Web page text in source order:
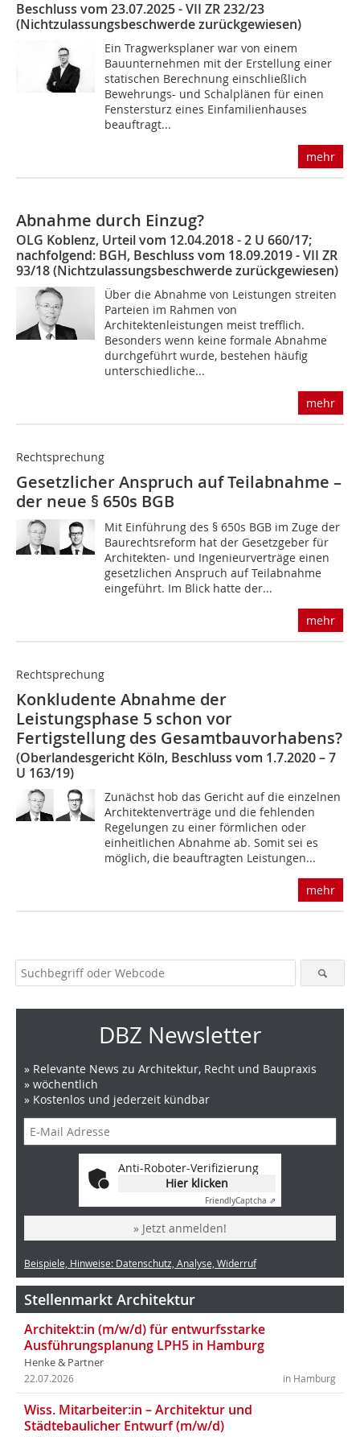
Beschluss vom 23.07.2025 - VII ZR 232/23
(Nichtzulassungsbeschwerde zurückgewiesen)
Ein Tragwerksplaner war von einem
Bauunternehmen mit der Erstellung einer
statischen Berechnung einschließlich
Bewehrungs- und Schalplänen für einen
Fenstersturz eines Einfamilienhauses
beauftragt...
mehr
Abnahme durch Einzug?
OLG Koblenz, Urteil vom 12.04.2018 - 2 U 660/17;
nachfolgend: BGH, Beschluss vom 18.09.2019 - VII ZR
93/18 (Nichtzulassungsbeschwerde zurückgewiesen)
Über die Abnahme von Leistungen streiten
Parteien im Rahmen von
Architektenleistungen meist trefflich.
Besonders wenn keine formale Abnahme
durchgeführt wurde, bestehen häufig
unterschiedliche...
mehr
Rechtsprechung
Gesetzlicher Anspruch auf Teilabnahme –
der neue § 650s BGB
Mit Einführung des § 650s BGB im Zuge der
Baurechtsreform hat der Gesetzgeber für
Architekten- und Ingenieurverträge einen
gesetzlichen Anspruch auf Teilabnahme
eingeführt. Im Blick hatte der...
mehr
Rechtsprechung
Konkludente Abnahme der
Leistungsphase 5 schon vor
Fertigstellung des Gesamtbauvorhabens?
(Oberlandesgericht Köln, Beschluss vom 1.7.2020 – 7
U 163/19)
Zunächst hob das Gericht auf die einzelnen
Architektenverträge und die fehlenden
Regelungen zu einer förmlichen oder
einheitlichen Abnahme ab. Somit sei es
möglich, die beauftragten Leistungen...
mehr
DBZ Newsletter
» Relevante News zu Architektur, Recht und Baupraxis
» wöchentlich
» Kostenlos und jederzeit kündbar
Anti-Roboter-Verifizierung
Hier klicken
FriendlyCaptcha ⇗
» Jetzt anmelden!
Beispiele, Hinweise: Datenschutz, Analyse, Widerruf
Stellenmarkt Architektur
Architekt:in (m/w/d) für entwurfsstarke
Ausführungsplanung LPH5 in Hamburg
Henke & Partner
in Hamburg
22.07.2026
Wiss. Mitarbeiter:in – Architektur und
Städtebaulicher Entwurf (m/w/d)